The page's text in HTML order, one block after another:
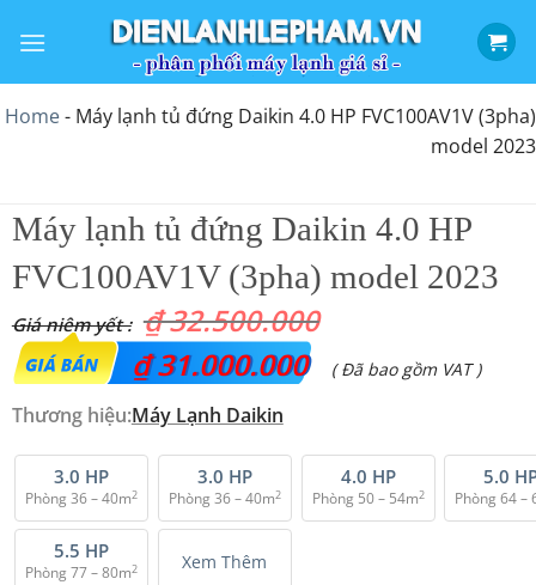
qua
dung
Home- Máy lạnh tủ đứng Daikin 4.0 HP FVC100AV1V (3pha)
model 2023
Máy lạnh tủ đứng Daikin 4.0 HP
FVC100AV1V (3pha) model 2023
₫32.500.000
Giá
gốc
₫ 32.500.000.
₫31.000.000
Giá
là:
₫ 31.000.000.
( Đã bao gồm VAT )
Thương hiệu:Máy Lạnh Daikin
3.0 HP
Phòng 36 – 40m2
3.0 HP
Phòng 36 – 40m2
4.0 HP
Phòng 50 – 54m2
5.0
Phòng 64 –
5.5 HP
Phòng 77 – 80m2 Xem Thêm